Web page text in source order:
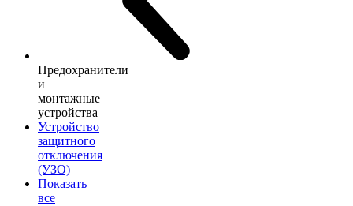
Предохранители
и
монтажные
устройства
Устройство
защитного
отключения
(УЗО)
Показать
все